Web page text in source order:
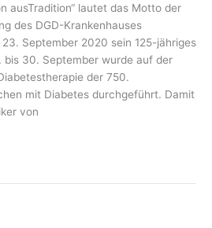
ausTradition“ lautet das Motto der
des DGD-Krankenhauses
September 2020 sein 125-jähriges
bis 30. September wurde auf der
der 750.
mit Diabetes durchgeführt. Damit
von